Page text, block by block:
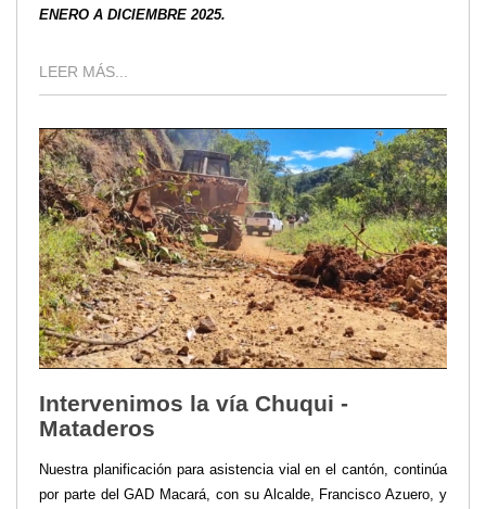
ENERO A DICIEMBRE 2025.
LEER MÁS...
Intervenimos la vía Chuqui -
Mataderos
Nuestra planificación para asistencia vial en el cantón, continúa
por parte del GAD Macará, con su Alcalde, Francisco Azuero, y